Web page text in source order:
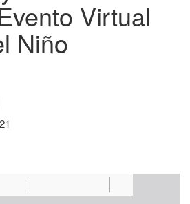
Virtual
Niño